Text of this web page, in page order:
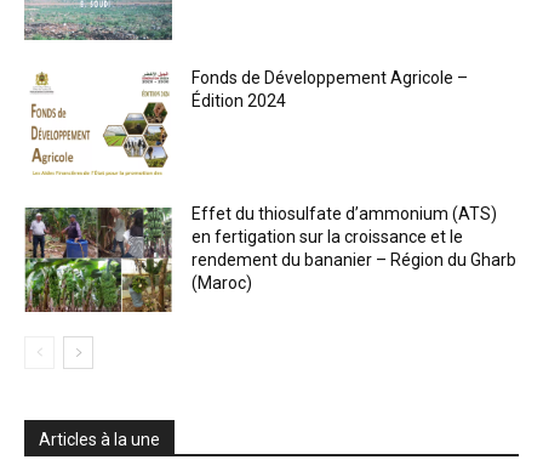
Fonds de Développement Agricole –
Édition 2024
Effet du thiosulfate d’ammonium (ATS)
en fertigation sur la croissance et le
rendement du bananier – Région du Gharb
(Maroc)
Articles à la une